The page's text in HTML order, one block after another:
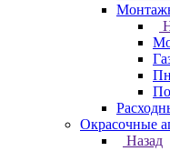
Окрасочные
Назад